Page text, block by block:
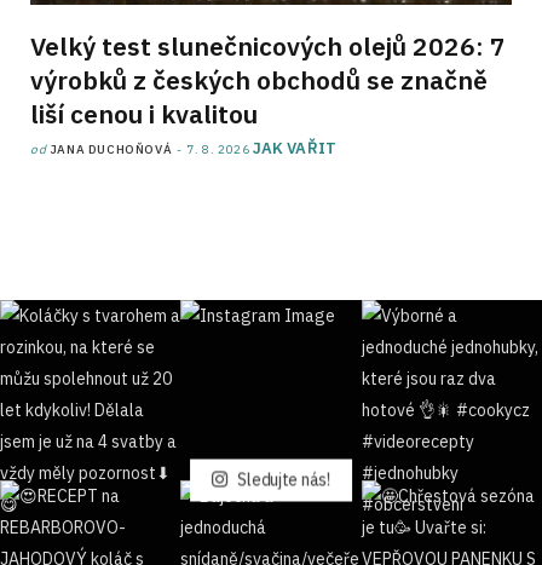
Velký test slunečnicových olejů 2026: 7
výrobků z českých obchodů se značně
liší cenou i kvalitou
od JANA DUCHOŇOVÁ 7. 8. 2026 JAK VAŘIT
Sledujte nás!